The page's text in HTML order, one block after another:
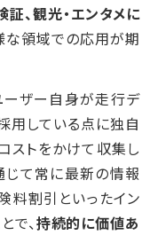
、観光・エンタメに
な領域での応用が期
ーザー自身が走行デ
用している点に独自
ストをかけて収集し
じて常に最新の情報
料割引といったイン
で、持続的に価値あ